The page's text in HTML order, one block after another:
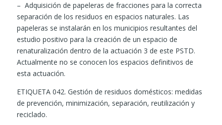
– Adquisición de papeleras de fracciones para la correcta
separación de los residuos en espacios naturales. Las
papeleras se instalarán en los municipios resultantes del
estudio positivo para la creación de un espacio de
renaturalización dentro de la actuación 3 de este PSTD.
Actualmente no se conocen los espacios definitivos de
esta actuación.
ETIQUETA 042. Gestión de residuos domésticos: medidas
de prevención, minimización, separación, reutilización y
reciclado.